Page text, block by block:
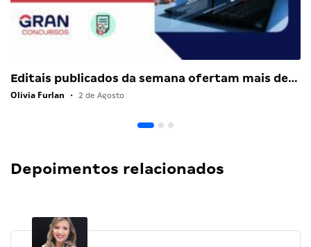
Editais publicados da semana ofertam mais de…
Olivia Furlan • 2 de Agosto
Depoimentos relacionados